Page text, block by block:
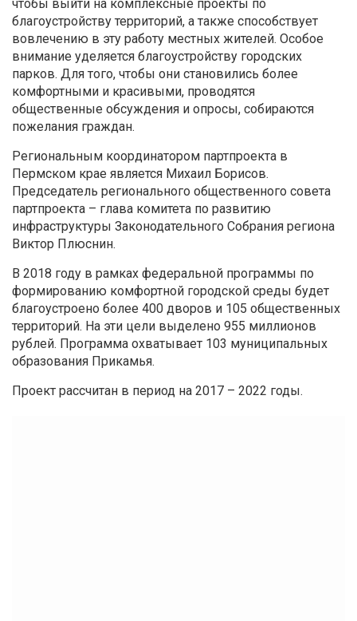
чтобы выйти на комплексные проекты по
благоустройству территорий, а также способствует
вовлечению в эту работу местных жителей. Особое
внимание уделяется благоустройству городских
парков. Для того, чтобы они становились более
комфортными и красивыми, проводятся
общественные обсуждения и опросы, собираются
пожелания граждан.
Региональным координатором партпроекта в
Пермском крае является Михаил Борисов.
Председатель регионального общественного совета
партпроекта – глава комитета по развитию
инфраструктуры Законодательного Собрания региона
Виктор Плюснин.
В 2018 году в рамках федеральной программы по
формированию комфортной городской среды будет
благоустроено более 400 дворов и 105 общественных
территорий. На эти цели выделено 955 миллионов
рублей. Программа охватывает 103 муниципальных
образования Прикамья.
Проект рассчитан в период на 2017 – 2022 годы.